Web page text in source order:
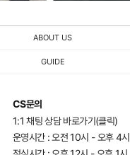
ABOUT US
GUIDE
CS문의
1:1 채팅 상담 바로가기(클릭)
운영시간 : 오전 10시 - 오후 4시